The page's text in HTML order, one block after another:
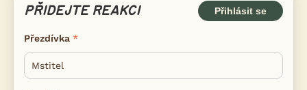
PŘIDEJTE REAKCI Přihlásit se
Přezdívka